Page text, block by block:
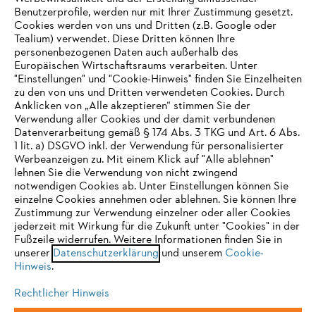
Unternehmen
Häufig gestellte Fragen
Service
Datenschutzrichtlinien Impressum Cookies
IHR BROWSER WIRD NICHT
UNTERSTÜTZT
Sie nutzen einen Browser, den wir noch nicht unterstützen. Für
eine optimale Nutzung unserer Seite empfehlen wir Ihnen, zu
einem der folgenden Browser zu wechseln:
Benutzerprofile, werden nur mit Ihrer Zustimmung gesetzt.
Cookies werden von uns und Dritten (z.B. Google oder
Tealium) verwendet. Diese Dritten können Ihre
personenbezogenen Daten auch außerhalb des
Europäischen Wirtschaftsraums verarbeiten. Unter
"Einstellungen" und "Cookie-Hinweis" finden Sie Einzelheiten
zu den von uns und Dritten verwendeten Cookies. Durch
Anklicken von „Alle akzeptieren“ stimmen Sie der
Verwendung aller Cookies und der damit verbundenen
Datenverarbeitung gemäß § 174 Abs. 3 TKG und Art. 6 Abs.
1 lit. a) DSGVO inkl. der Verwendung für personalisierter
Werbeanzeigen zu. Mit einem Klick auf "Alle ablehnen"
lehnen Sie die Verwendung von nicht zwingend
notwendigen Cookies ab. Unter Einstellungen können Sie
einzelne Cookies annehmen oder ablehnen. Sie können Ihre
Zustimmung zur Verwendung einzelner oder aller Cookies
jederzeit mit Wirkung für die Zukunft unter "Cookies" in der
Fußzeile widerrufen. Weitere Informationen finden Sie in
unserer Datenschutzerklärung und unserem Cookie-
Hinweis.
Rechtlicher Hinweis